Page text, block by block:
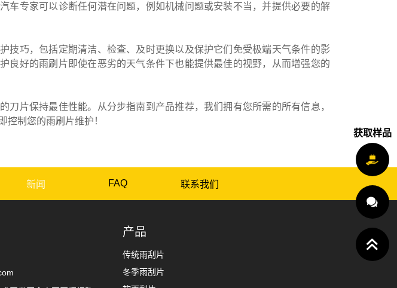
车专家可以诊断任何潜在问题，例如机械问题或安装不当，并提供必要的解
技巧，包括定期清洁、检查、及时更换以及保护它们免受极端天气条件的影
良好的雨刷片即使在恶劣的天气条件下也能提供最佳的视野，从而增强您的
片保持最佳性能。从分步指南到产品推荐，我们拥有您所需的所有信息，
控制您的雨刷片维护！
新闻 FAQ 联系我们
产品
传统雨刮片
冬季雨刮片
获取样品